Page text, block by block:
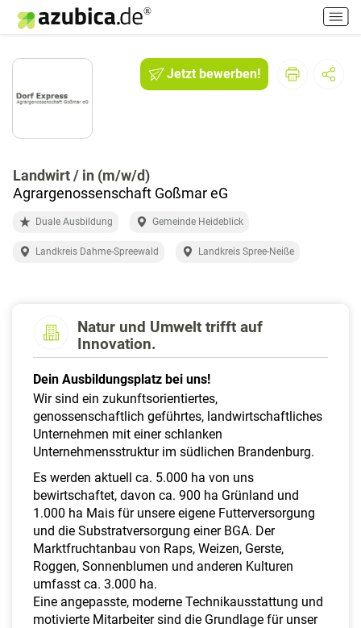
H
a
p
e
Jetzt bewerben!
Landwirt / in (m/w/d)
Agrargenossenschaft Goßmar eG
Duale Ausbildung Gemeinde Heideblick
Landkreis Dahme-Spreewald Landkreis Spree-Neiße
Natur und Umwelt trifft auf
Innovation.
Dein Ausbildungsplatz bei uns!
Wir sind ein zukunftsorientiertes,
genossenschaftlich geführtes, landwirtschaftliches
Unternehmen mit einer schlanken
Unternehmensstruktur im südlichen Brandenburg.
Es werden aktuell ca. 5.000 ha von uns
bewirtschaftet, davon ca. 900 ha Grünland und
1.000 ha Mais für unsere eigene Futterversorgung
und die Substratversorgung einer BGA. Der
Marktfruchtanbau von Raps, Weizen, Gerste,
Roggen, Sonnenblumen und anderen Kulturen
umfasst ca. 3.000 ha.
Eine angepasste, moderne Technikausstattung und
motivierte Mitarbeiter sind die Grundlage für unser